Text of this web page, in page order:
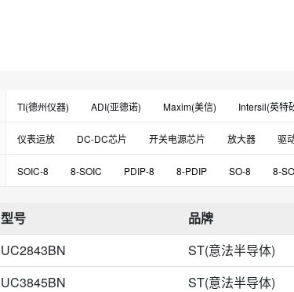
TI(德州仪器) ADI(亚德诺) Maxim(美信) Intersil(英特
Advanced Linear Devices
Xilinx(赛灵思) Infineon(英飞
FM(富满)
RUIMENG(瑞盟)
NTE Electronics
Runic(润石) Dialog GN(旌芯)
仪表运放 DC-DC芯片 开关电源芯片 放大器 驱
电池电源管理芯片PMIC
暂无 电压基准芯片 差分运放
LED驱动
电机马达点火驱动器IC
RF检测器
电源监控芯片 DC-DC电源
SOIC-8 8-SOIC PDIP-8 8-PDIP SO-8 8-SO
SOP-8
SOT-23-8
9.81 mm*6.35 mm
8-CERDIP MSOP
TO-205AA，TO-5-8金属罐
SOP-8_150mil SOT-23-5
型号 品牌
UC2843BN ST(意法半导体)
UC3845BN ST(意法半导体)